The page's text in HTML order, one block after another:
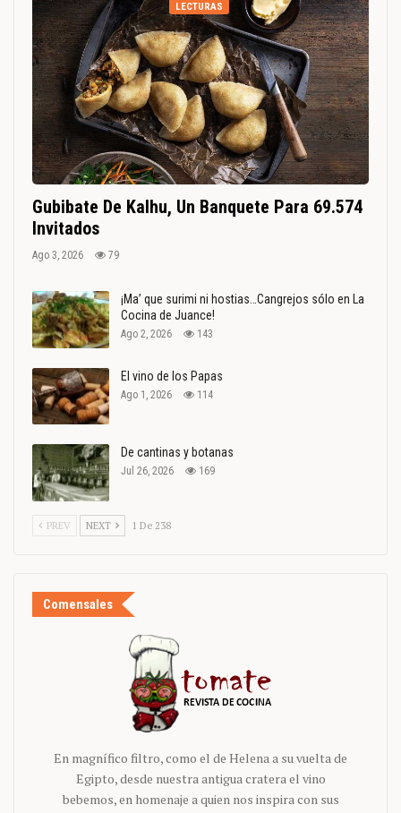
LECTURAS
Gubibate De Kalhu, Un Banquete Para 69.574
Invitados
Ago 3, 2026 79
¡Ma’ que surimi ni hostias…Cangrejos sólo en La
Cocina de Juance!
Ago 2, 2026 143
El vino de los Papas
Ago 1, 2026 114
De cantinas y botanas
Jul 26, 2026 169
PREV NEXT 1 De 238
Comensales
En magnífico filtro, como el de Helena a su vuelta de
Egipto, desde nuestra antigua cratera el vino
bebemos, en homenaje a quien nos inspira con sus